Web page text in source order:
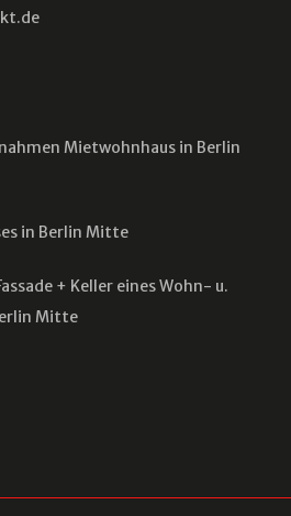
Mietwohnhaus in Berlin
in Berlin Mitte
+ Keller eines Wohn- u.
Mitte